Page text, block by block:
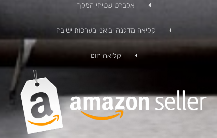
אלברט שטיחי המלך
קליאה מדלנה יבואני מערכות ישיבה
קליאה הום